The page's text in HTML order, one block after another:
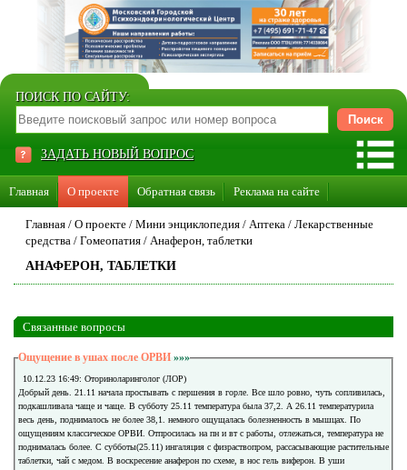
ПОИСК ПО САЙТУ:
ЗАДАТЬ НОВЫЙ ВОПРОС
Главная О проекте Обратная связь Реклама на сайте
Стать консультантом нашего сайта
Главная / О проекте / Мини энциклопедия / Аптека / Лекарственные
средства / Гомеопатия / Анаферон, таблетки
АНАФЕРОН, ТАБЛЕТКИ
Связанные вопросы
Ощущение в ушах после ОРВИ »»»
10.12.23 16:49: Оториноларинголог (ЛОР)
Добрый день. 21.11 начала простывать с першения в горле. Все шло ровно, чуть сопливилась,
подкашливала чаще и чаще. В субботу 25.11 температура была 37,2. А 26.11 температурила
весь день, поднималось не более 38,1. немного ощущалась болезненность в мышцах. По
ощущениям классическое ОРВИ. Отпросилась на пн и вт с работы, отлежаться, температура не
поднималась более. С субботы(25.11) ингаляция с физраствопром, рассасывающие растительные
таблетки, чай с медом. В воскресение анаферон по схеме, в нос гель виферон. В уши